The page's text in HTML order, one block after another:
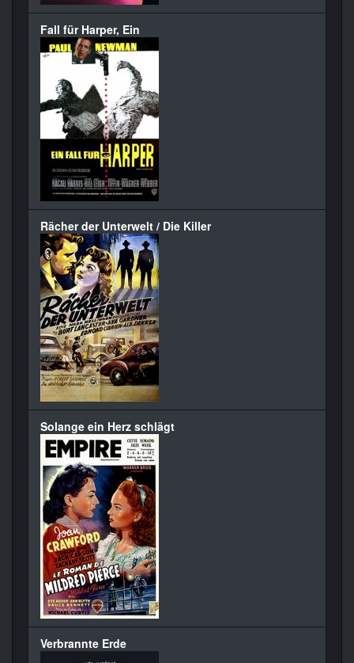
Fall für Harper, Ein
Rächer der Unterwelt / Die Killer
Solange ein Herz schlägt
Verbrannte Erde